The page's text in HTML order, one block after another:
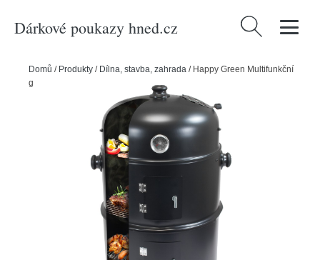
Dárkové poukazy hned.cz Vyhledávání
Domů / Produkty / Dílna, stavba, zahrada / Happy Green Multifunkční
gril 3v1